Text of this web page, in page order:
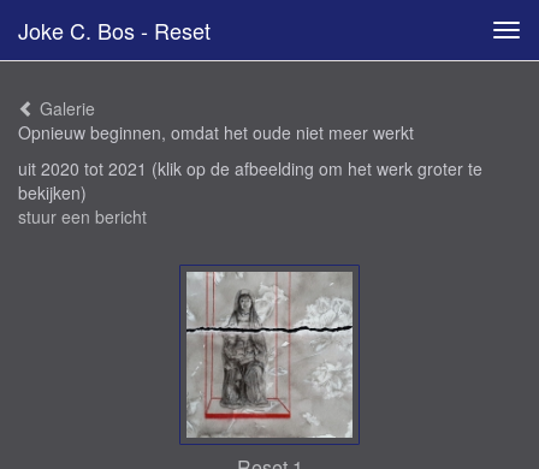
Joke C. Bos - Reset
Galerie
Opnieuw beginnen, omdat het oude niet meer werkt
uit 2020 tot 2021 (klik op de afbeelding om het werk groter te
bekijken)
stuur een bericht